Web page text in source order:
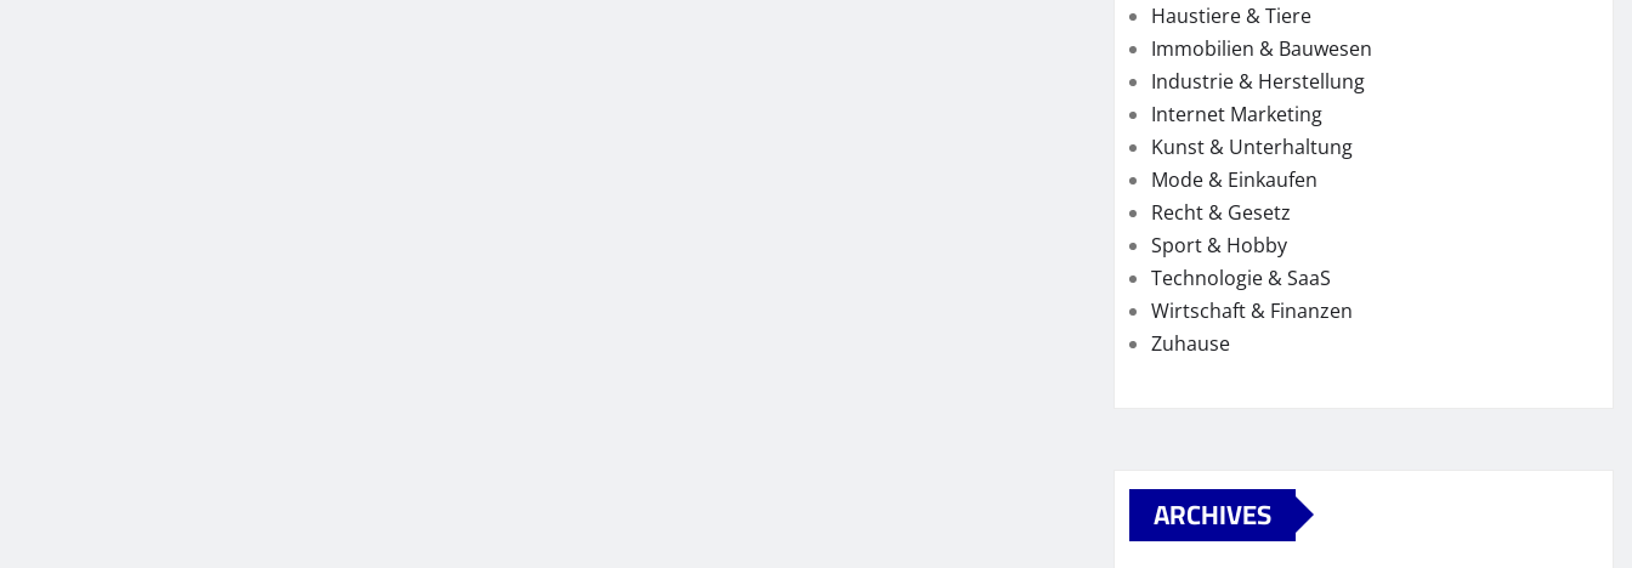
Haustiere & Tiere
Immobilien & Bauwesen
Industrie & Herstellung
Internet Marketing
Kunst & Unterhaltung
Mode & Einkaufen
Recht & Gesetz
Sport & Hobby
Technologie & SaaS
Wirtschaft & Finanzen
Zuhause
ARCHIVES